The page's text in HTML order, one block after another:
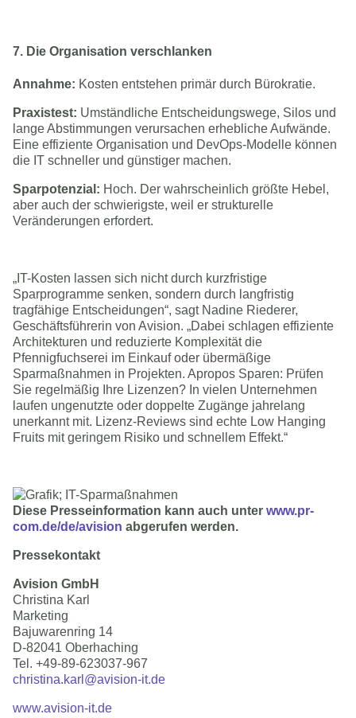
7. Die Organisation verschlanken
Annahme: Kosten entstehen primär durch Bürokratie.
Praxistest: Umständliche Entscheidungswege, Silos und
lange Abstimmungen verursachen erhebliche Aufwände.
Eine effiziente Organisation und DevOps-Modelle können
die IT schneller und günstiger machen.
Sparpotenzial: Hoch. Der wahrscheinlich größte Hebel,
aber auch der schwierigste, weil er strukturelle
Veränderungen erfordert.
„IT-Kosten lassen sich nicht durch kurzfristige
Sparprogramme senken, sondern durch langfristig
tragfähige Entscheidungen“, sagt Nadine Riederer,
Geschäftsführerin von Avision. „Dabei schlagen effiziente
Architekturen und reduzierte Komplexität die
Pfennigfuchserei im Einkauf oder übermäßige
Sparmaßnahmen in Projekten. Apropos Sparen: Prüfen
Sie regelmäßig Ihre Lizenzen? In vielen Unternehmen
laufen ungenutzte oder doppelte Zugänge jahrelang
unerkannt mit. Lizenz-Reviews sind echte Low Hanging
Fruits mit geringem Risiko und schnellem Effekt.“
Diese Presseinformation kann auch unter www.pr-
com.de/de/avision abgerufen werden.
Pressekontakt
Avision GmbH
Christina Karl
Marketing
Bajuwarenring 14
D-82041 Oberhaching
Tel. +49-89-623037-967
christina.karl@avision-it.de
www.avision-it.de